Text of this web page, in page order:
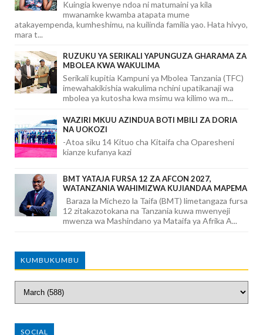
Kuingia kwenye ndoa ni matumaini ya kila
mwanamke kwamba atapata mume
atakayempenda, kumheshimu, na kuilinda familia yao. Hata hivyo,
mara t...
RUZUKU YA SERIKALI YAPUNGUZA GHARAMA ZA
MBOLEA KWA WAKULIMA
Serikali kupitia Kampuni ya Mbolea Tanzania (TFC)
imewahakikishia wakulima nchini upatikanaji wa
mbolea ya kutosha kwa msimu wa kilimo wa m...
WAZIRI MKUU AZINDUA BOTI MBILI ZA DORIA
NA UOKOZI
-Atoa siku 14 Kituo cha Kitaifa cha Oparesheni
kianze kufanya kazi
BMT YATAJA FURSA 12 ZA AFCON 2027,
WATANZANIA WAHIMIZWA KUJIANDAA MAPEMA
Baraza la Michezo la Taifa (BMT) limetangaza fursa
12 zitakazotokana na Tanzania kuwa mwenyeji
mwenza wa Mashindano ya Mataifa ya Afrika A...
KUMBUKUMBU
SOCIAL